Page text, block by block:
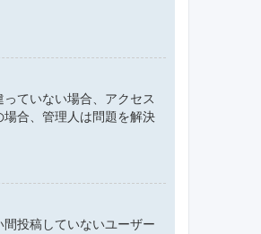
ていない場合、アクセス
合、管理人は問題を解決
投稿していないユーザー